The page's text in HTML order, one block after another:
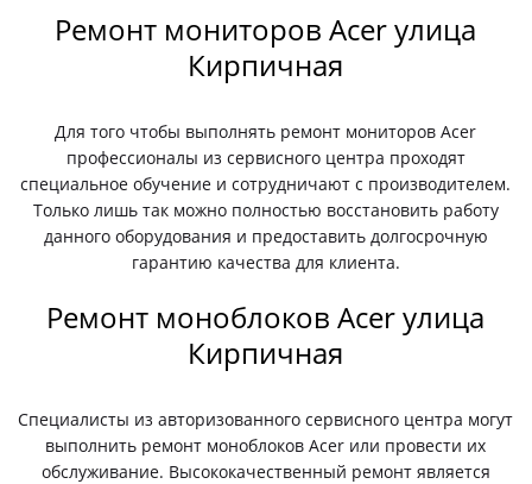
Ремонт мониторов Acer улица
Кирпичная
Для того чтобы выполнять ремонт мониторов Acer
профессионалы из сервисного центра проходят
специальное обучение и сотрудничают с производителем.
Только лишь так можно полностью восстановить работу
данного оборудования и предоставить долгосрочную
гарантию качества для клиента.
Ремонт моноблоков Acer улица
Кирпичная
Специалисты из авторизованного сервисного центра могут
выполнить ремонт моноблоков Acer или провести их
обслуживание. Высококачественный ремонт является